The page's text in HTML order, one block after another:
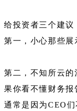
给投资者三个建议
第一，小心那些展
第二，不知所云的
果你看不懂财务
通常是因为CEO们